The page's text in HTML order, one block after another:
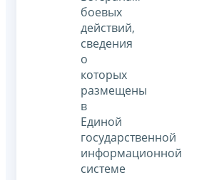
боевых
действий,
сведения
о
которых
размещены
в
Единой
государственной
информационной
системе